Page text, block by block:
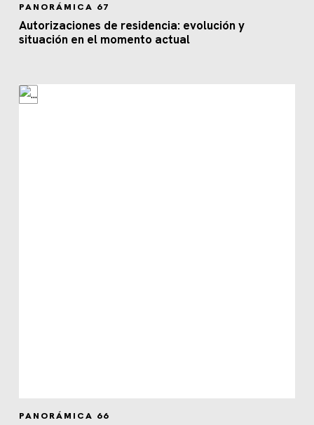
PANORÁMICA 67
Autorizaciones de residencia: evolución y
situación en el momento actual
PANORÁMICA 66